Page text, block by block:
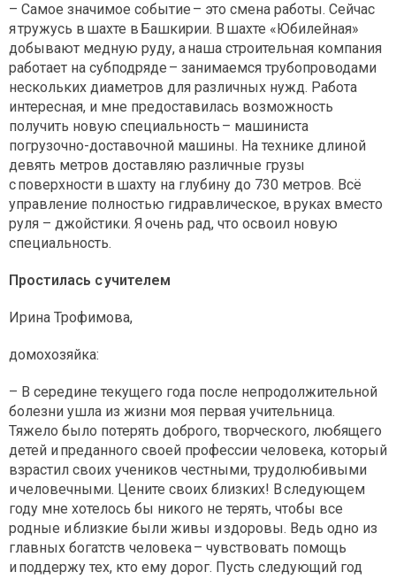
– Самое значимое событие – это смена работы. Сейчас
я тружусь в шахте в Башкирии. В шахте «Юбилейная»
добывают медную руду, а наша строительная компания
работает на субподряде – занимаемся трубопроводами
нескольких диаметров для различных нужд. Работа
интересная, и мне предоставилась возможность
получить новую специальность – машиниста
погрузочно-доставочной машины. На технике длиной
девять метров доставляю различные грузы
с поверхности в шахту на глубину до 730 метров. Всё
управление полностью гидравлическое, в руках вместо
руля – джойстики. Я очень рад, что освоил новую
специальность.
Простилась с учителем
Ирина Трофимова,
домохозяйка:
– В середине текущего года после непродолжительной
болезни ушла из жизни моя первая учительница.
Тяжело было потерять доброго, творческого, любящего
детей и преданного своей профессии человека, который
взрастил своих учеников честными, трудолюбивыми
и человечными. Цените своих близких! В следующем
году мне хотелось бы никого не терять, чтобы все
родные и близкие были живы и здоровы. Ведь одно из
главных богатств человека – чувствовать помощь
и поддержу тех, кто ему дорог. Пусть следующий год